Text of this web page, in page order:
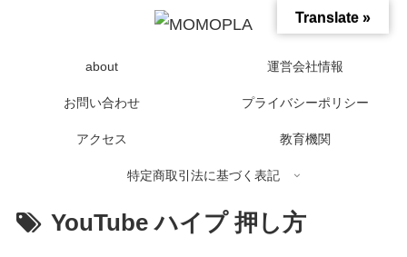
about 運営会社情報
お問い合わせ プライバシーポリシー
アクセス 教育機関
特定商取引法に基づく表記
YouTube ハイプ 押し方
Translate »